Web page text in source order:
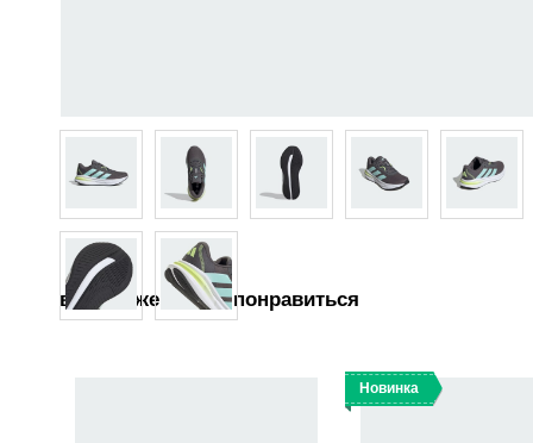
вам также может понравиться
Новинка